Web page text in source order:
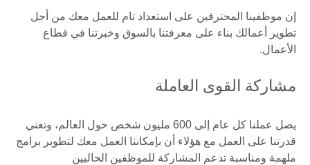
إن موظفينا المحترفين على استعداد تام للعمل معك من أجل
تطوير أعمالك بناء على معرفتنا بالسوق وخبرتنا في قطاع
الأعمال.
مشاركة القوى العاملة
يصل عملنا كل عام إلى 600 مليون شخص حول العالم، وتعني
قدرتنا على العمل مع هؤلاء أن بإمكاننا العمل معك لتطوير برامج
ملهمة ومناسبة تدعم المشاركة للموظفين الحاليين